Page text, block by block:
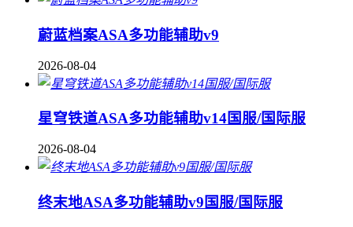
蔚蓝档案ASA多功能辅助v9
2026-08-04
星穹铁道ASA多功能辅助v14国服/国际服
2026-08-04
终末地ASA多功能辅助v9国服/国际服